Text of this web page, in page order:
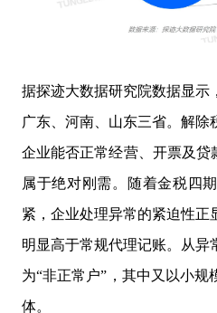
据探迹大数据研究院数据显示
广东、河南、山东三省。解除
企业能否正常经营、开票及贷
属于绝对刚需。随着金税四
紧，企业处理异常的紧迫性正
明显高于常规代理记账。从异
为“非正常户”，其中又以小规
体。